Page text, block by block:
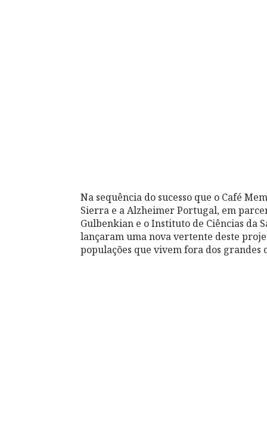
Na sequência do sucesso que o Café
Sierra e a Alzheimer Portugal, em
Gulbenkian e o Instituto de Ciências da
lançaram uma nova vertente deste
populações que vivem fora dos grandes